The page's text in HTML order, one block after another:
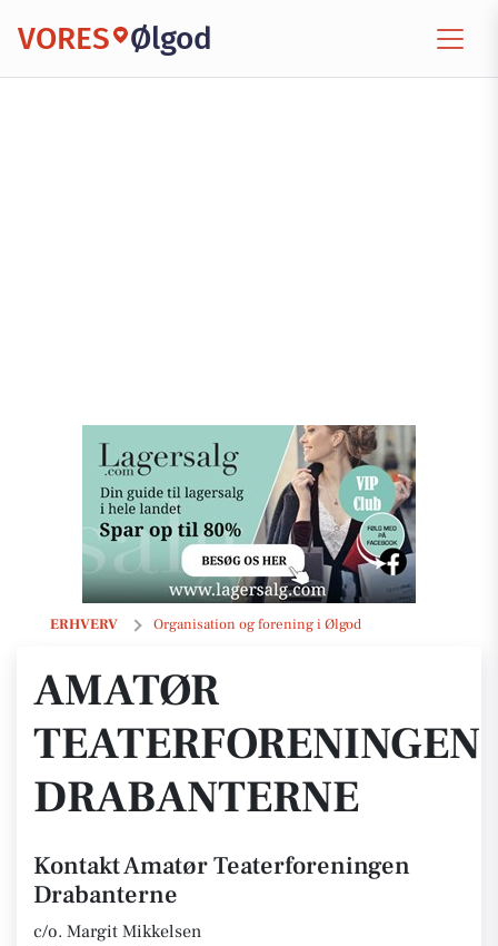
VORES Ølgod
ERHVERV Organisation og forening i Ølgod
Amatør Teaterforeningen Drabanterne
AMATØR
TEATERFORENINGEN
DRABANTERNE
Kontakt Amatør Teaterforeningen
Drabanterne
c/o. Margit Mikkelsen